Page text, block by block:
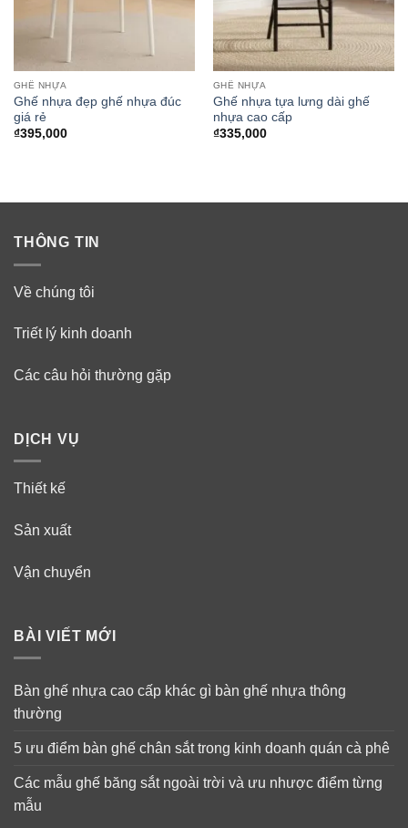
GHẾ NHỰA
Ghế nhựa đẹp ghế nhựa đúc
giá rẻ
₫395,000
GHẾ NHỰA
Ghế nhựa tựa lưng dài ghế
nhựa cao cấp
₫335,000
THÔNG TIN
Về chúng tôi
Triết lý kinh doanh
Các câu hỏi thường gặp
DỊCH VỤ
Thiết kế
Sản xuất
Vận chuyển
BÀI VIẾT MỚI
Bàn ghế nhựa cao cấp khác gì bàn ghế nhựa thông
thường
5 ưu điểm bàn ghế chân sắt trong kinh doanh quán cà phê
Các mẫu ghế băng sắt ngoài trời và ưu nhược điểm từng
mẫu